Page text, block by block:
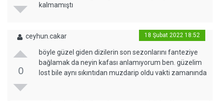
kalmamıştı
ceyhun.cakar 18 Şubat 2022 18:52
0
böyle güzel giden dizilerin son sezonlarını fanteziye
bağlamak da neyin kafası anlamıyorum ben. güzelim
lost bile aynı sıkıntıdan muzdarip oldu vakti zamanında